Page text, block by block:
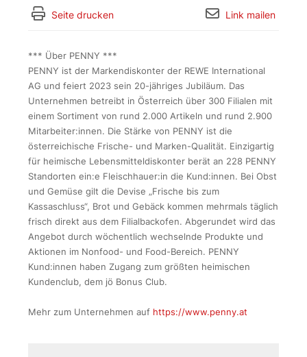
Seite drucken Link mailen
*** Über PENNY ***
PENNY ist der Markendiskonter der REWE International
AG und feiert 2023 sein 20-jähriges Jubiläum. Das
Unternehmen betreibt in Österreich über 300 Filialen mit
einem Sortiment von rund 2.000 Artikeln und rund 2.900
Mitarbeiter:innen. Die Stärke von PENNY ist die
österreichische Frische- und Marken-Qualität. Einzigartig
für heimische Lebensmitteldiskonter berät an 228 PENNY
Standorten ein:e Fleischhauer:in die Kund:innen. Bei Obst
und Gemüse gilt die Devise „Frische bis zum
Kassaschluss“, Brot und Gebäck kommen mehrmals täglich
frisch direkt aus dem Filialbackofen. Abgerundet wird das
Angebot durch wöchentlich wechselnde Produkte und
Aktionen im Nonfood- und Food-Bereich. PENNY
Kund:innen haben Zugang zum größten heimischen
Kundenclub, dem jö Bonus Club.
Mehr zum Unternehmen auf https://www.penny.at